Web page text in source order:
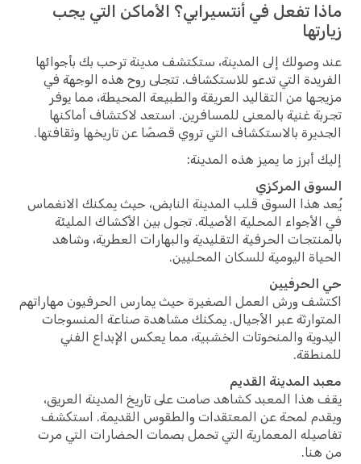
ماذا تفعل في أنتسيرابي؟ الأماكن التي يجب
زيارتها
عند وصولك إلى المدينة، ستكتشف مدينة ترحب بك بأجوائها
الفريدة التي تدعو للاستكشاف. تتجلى روح هذه الوجهة في
مزيجها من التقاليد العريقة والطبيعة المحيطة، مما يوفر
تجربة غنية بالمعنى للمسافرين. استعد لاكتشاف أماكنها
الجديرة بالاستكشاف التي تروي قصصًا عن تاريخها وثقافتها.
إليك أبرز ما يميز هذه المدينة:
السوق المركزي
يُعد هذا السوق قلب المدينة النابض، حيث يمكنك الانغماس
في الأجواء المحلية الأصيلة. تجول بين الأكشاك المليئة
بالمنتجات الحرفية التقليدية والبهارات العطرية، وشاهد
الحياة اليومية للسكان المحليين.
حي الحرفيين
اكتشف ورش العمل الصغيرة حيث يمارس الحرفيون مهاراتهم
المتوارثة عبر الأجيال. يمكنك مشاهدة صناعة المنسوجات
اليدوية والمنحوتات الخشبية، مما يعكس الإبداع الفني
للمنطقة.
معبد المدينة القديم
يقف هذا المعبد كشاهد صامت على تاريخ المدينة العريق،
ويقدم لمحة عن المعتقدات والطقوس القديمة. استكشف
تفاصيله المعمارية التي تحمل بصمات الحضارات التي مرت
من هنا.